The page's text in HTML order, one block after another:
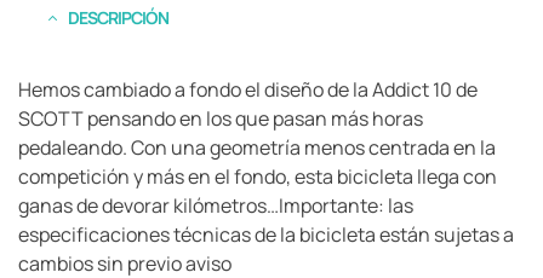
DESCRIPCIÓN
Hemos cambiado a fondo el diseño de la Addict 10 de
SCOTT pensando en los que pasan más horas
pedaleando. Con una geometría menos centrada en la
competición y más en el fondo, esta bicicleta llega con
ganas de devorar kilómetros…Importante: las
especificaciones técnicas de la bicicleta están sujetas a
cambios sin previo aviso